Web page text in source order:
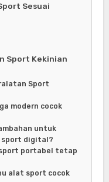
Sesuai
Sport Kekinian
Sport
modern cocok
untuk
sport digital?
portabel tetap
alat sport cocok